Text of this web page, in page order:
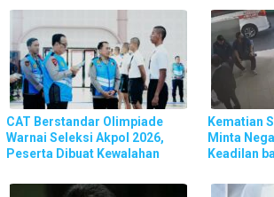
CAT Berstandar Olimpiade
Warnai Seleksi Akpol 2026,
Peserta Dibuat Kewalahan
Kematian
Minta
Keadilan